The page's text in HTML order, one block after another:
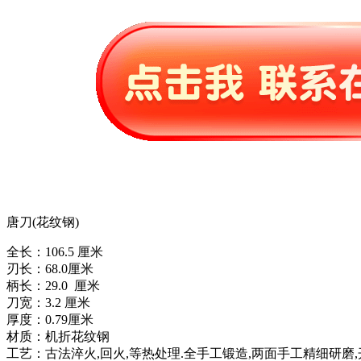
唐刀(花纹钢)
全长：106.5 厘米
刃长：68.0厘米
柄长：29.0 厘米
刀宽：3.2 厘米
厚度：0.79厘米
材质：机折花纹钢
工艺：古法淬火,回火,等热处理.全手工锻造,两面手工精细研磨,